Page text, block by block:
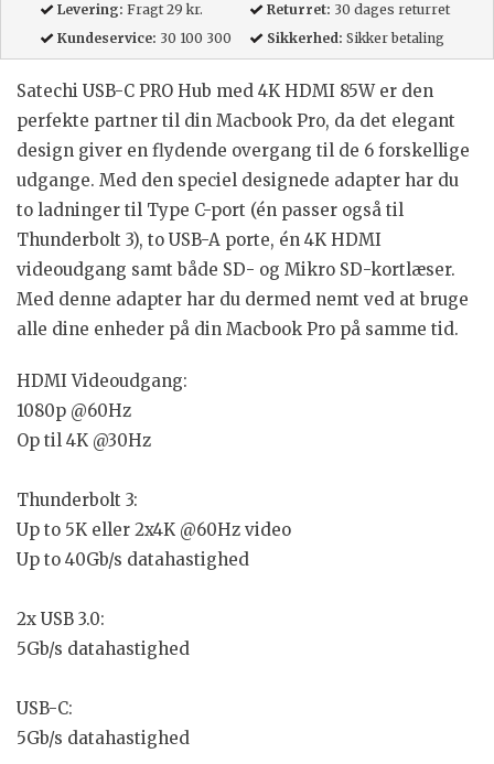
Levering: Fragt 29 kr. Returret: 30 dages returret
Kundeservice: 30 100 300 Sikkerhed: Sikker betaling
Satechi USB-C PRO Hub med 4K HDMI 85W er den
perfekte partner til din Macbook Pro, da det elegant
design giver en flydende overgang til de 6 forskellige
udgange. Med den speciel designede adapter har du
to ladninger til Type C-port (én passer også til
Thunderbolt 3), to USB-A porte, én 4K HDMI
videoudgang samt både SD- og Mikro SD-kortlæser.
Med denne adapter har du dermed nemt ved at bruge
alle dine enheder på din Macbook Pro på samme tid.
HDMI Videoudgang:
1080p @60Hz
Op til 4K @30Hz
Thunderbolt 3:
Up to 5K eller 2x4K @60Hz video
Up to 40Gb/s datahastighed
2x USB 3.0:
5Gb/s datahastighed
USB-C:
5Gb/s datahastighed